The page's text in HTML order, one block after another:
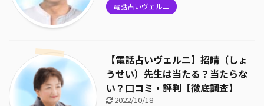
電話占いヴェルニ
【電話占いヴェルニ】招晴（しょ
うせい）先生は当たる？当たらな
い？口コミ・評判【徹底調査】
2022/10/18